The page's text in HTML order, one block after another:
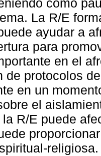
como
La R/E
ayudar a
para
en el
de protocolos
en un
el
R/E puede
religiosa.